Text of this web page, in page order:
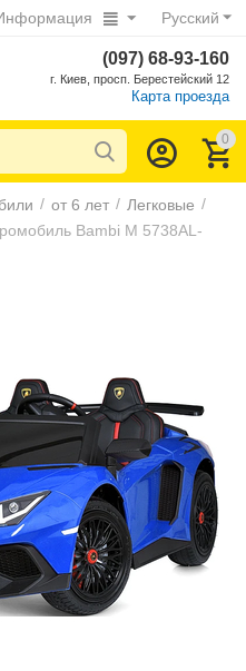
Русский
(097) 68-93-160
г. Киев, просп. Берестейский 12
Карта проезда
0
/ от 6 лет / Легковые /
Bambi M 5738AL-